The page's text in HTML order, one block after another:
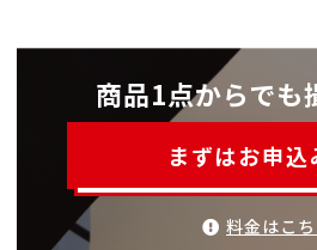
商品1点からでも
まずはお申込
料金はこち